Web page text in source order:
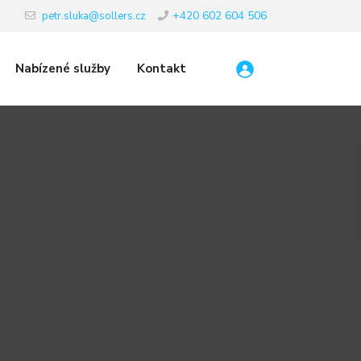
petr.sluka@sollers.cz +420 602 604 506
Nabízené služby Kontakt